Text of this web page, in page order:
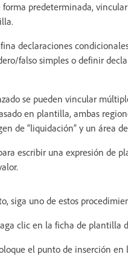
predeterminada,
declaraciones
falso simples o definir
se pueden vincular
en plantilla, ambas
de “liquidación” y un área
escribir una expresión de
siga uno de estos
clic en la ficha de plantilla
el punto de inserción